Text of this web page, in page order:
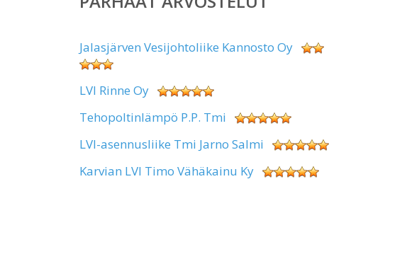
Jalasjärven Vesijohtoliike Kannosto Oy
LVI Rinne Oy
Tehopoltinlämpö P.P. Tmi
LVI-asennusliike Tmi Jarno Salmi
Karvian LVI Timo Vähäkainu Ky